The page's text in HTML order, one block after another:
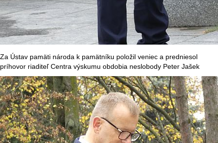
Za Ústav pamäti národa k pamätníku položil veniec a predniesol
príhovor riaditeľ Centra výskumu obdobia neslobody Peter Jašek